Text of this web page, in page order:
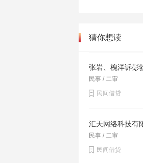
猜你想读
张岩、槐洋诉彭
民事 / 二审
民间借贷
汇天网络科技有
民事 / 二审
民间借贷